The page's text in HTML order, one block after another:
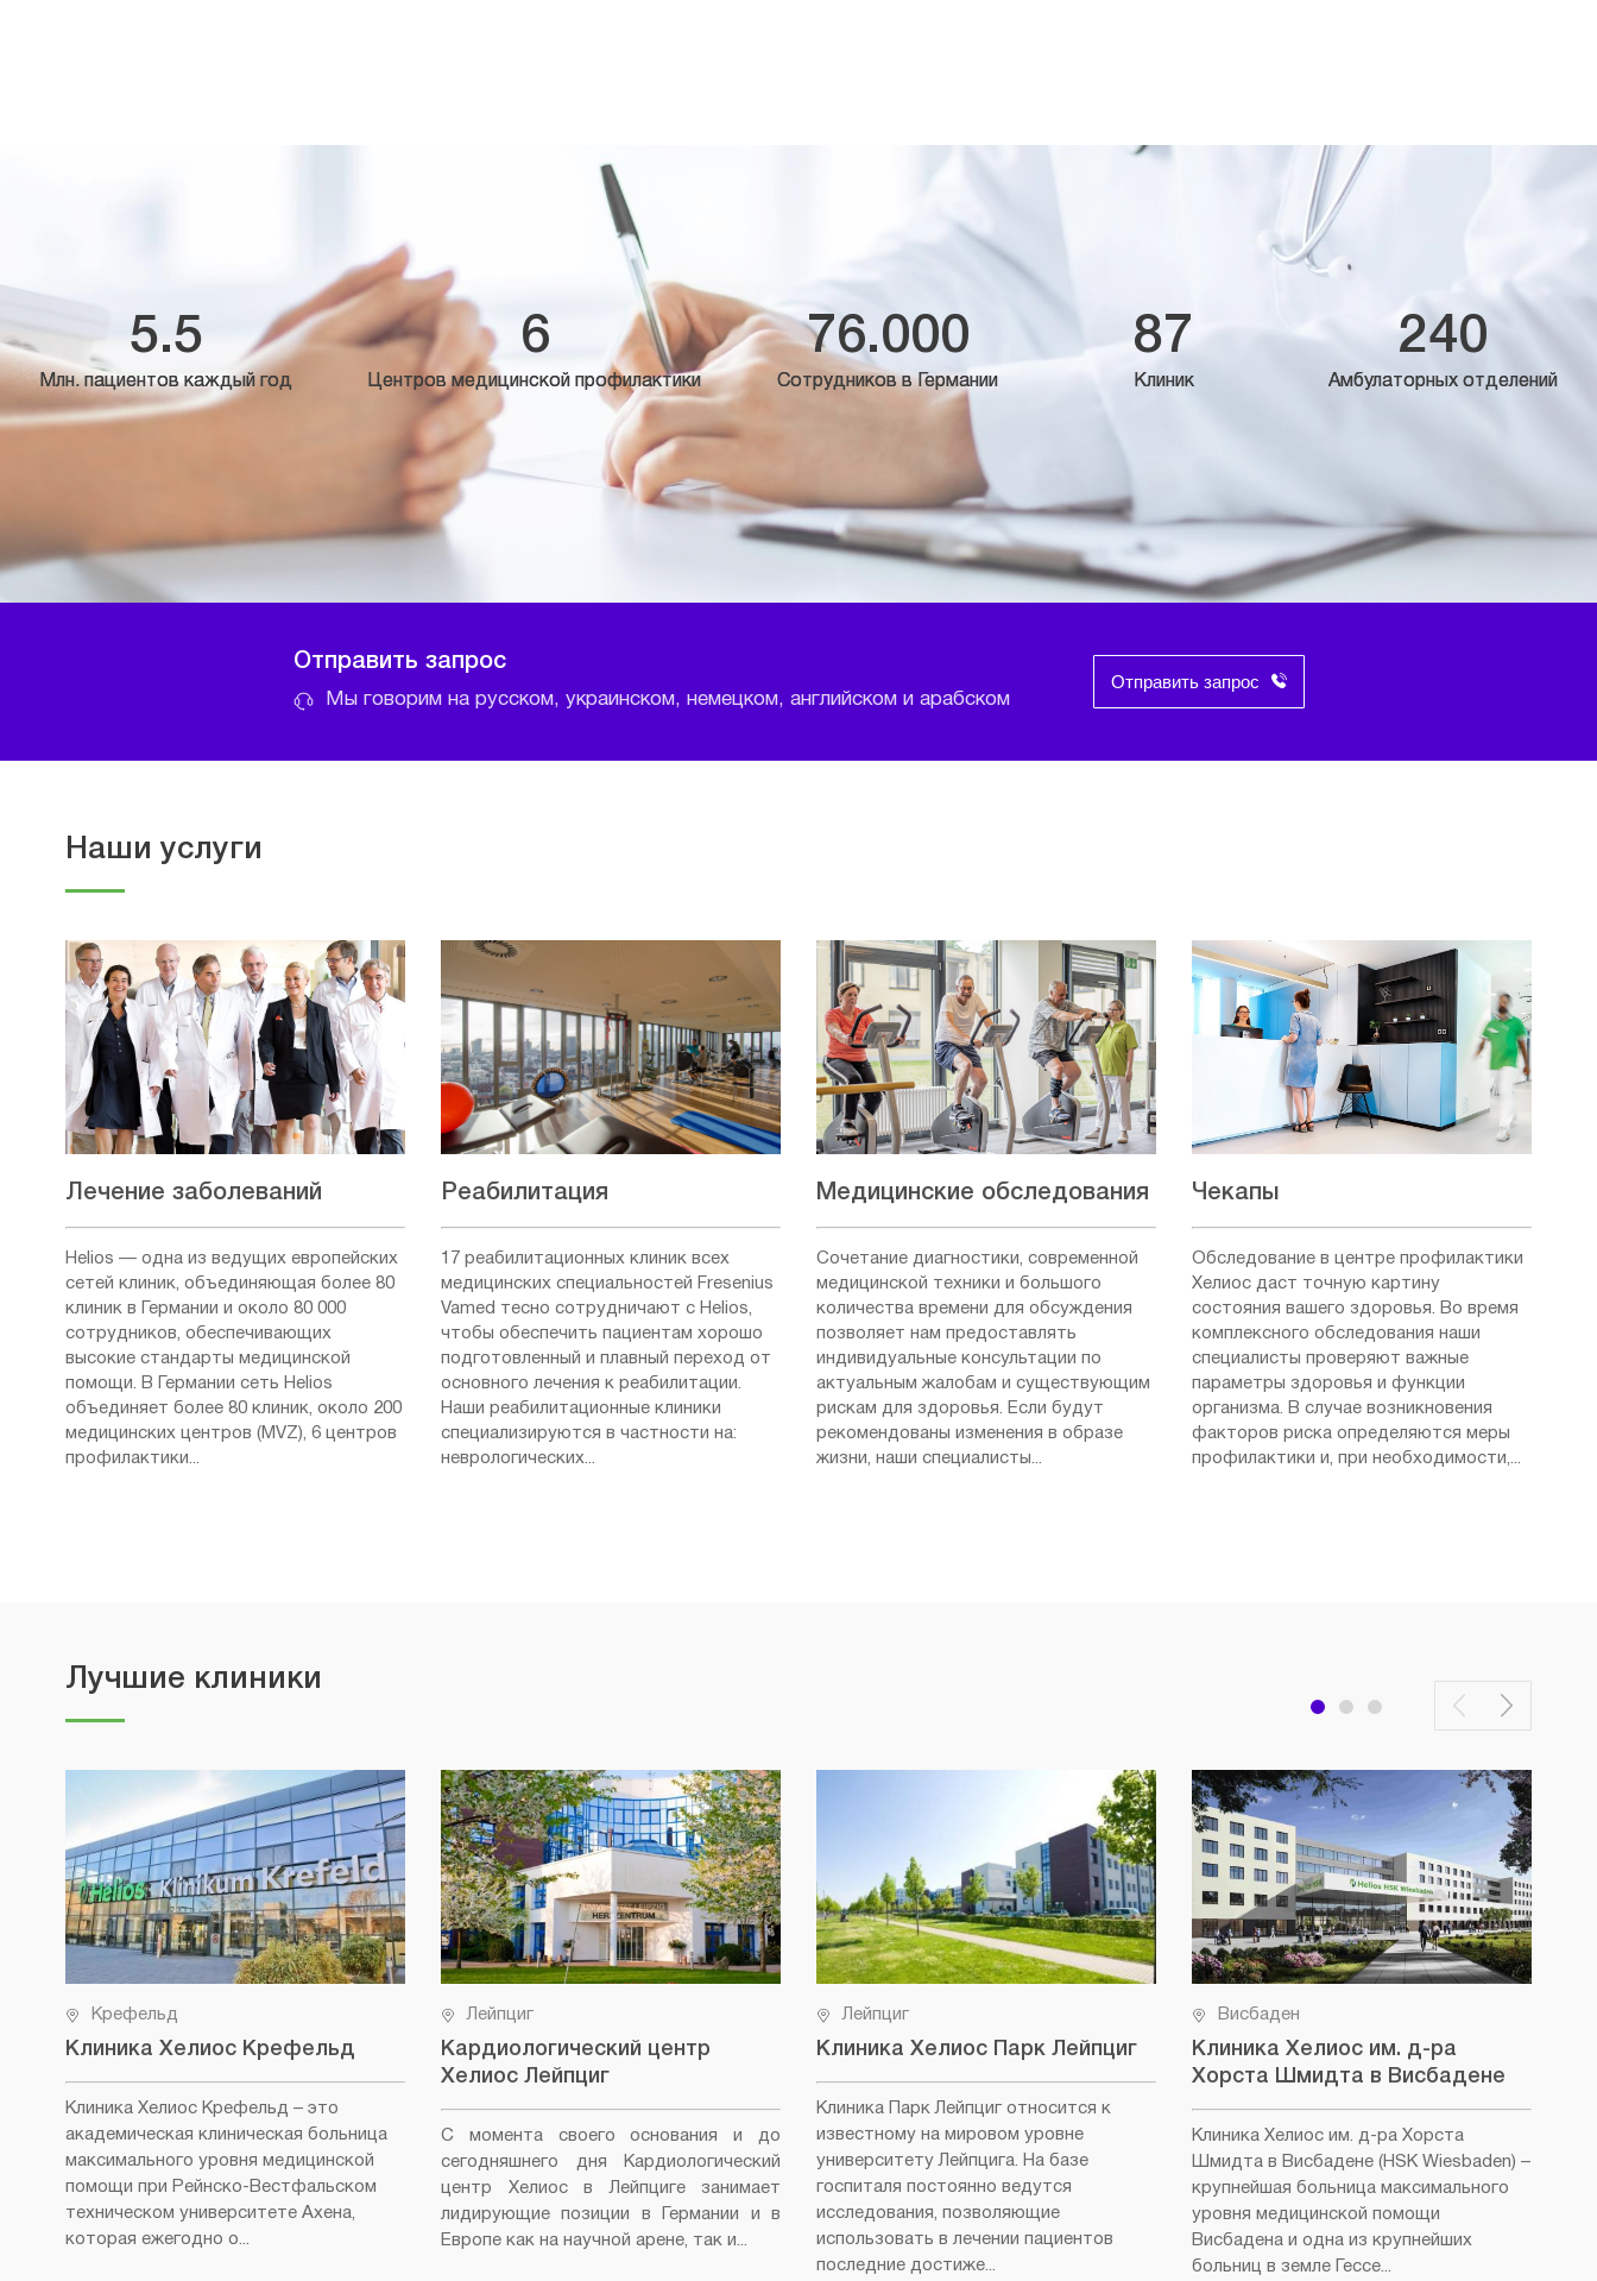
5.5
Млн. пациентов каждый год
6
Центров медицинской профилактики
76.000
Сотрудников в Германии
87
Клиник
240
Амбулаторных отделений
Отправить запрос
Мы говорим на русском, украинском, немецком, английском и арабском
Отправить запрос
Наши услуги
Лечение заболеваний
Helios — одна из ведущих европейских
сетей клиник, объединяющая более 80
клиник в Германии и около 80 000
сотрудников, обеспечивающих
высокие стандарты медицинской
помощи. В Германии сеть Helios
объединяет более 80 клиник, около 200
медицинских центров (MVZ), 6 центров
профилактики...
Реабилитация
17 реабилитационных клиник всех
медицинских специальностей Fresenius
Vamed тесно сотрудничают с Helios,
чтобы обеспечить пациентам хорошо
подготовленный и плавный переход от
основного лечения к реабилитации.
Наши реабилитационные клиники
специализируются в частности на:
неврологических...
Медицинские обследования
Сочетание диагностики, современной
медицинской техники и большого
количества времени для обсуждения
позволяет нам предоставлять
индивидуальные консультации по
актуальным жалобам и существующим
рискам для здоровья. Если будут
рекомендованы изменения в образе
жизни, наши специалисты...
Чекапы
Обследование в центре профилактики
Хелиос даст точную картину
состояния вашего здоровья. Во время
комплексного обследования наши
специалисты проверяют важные
параметры здоровья и функции
организма. В случае возникновения
факторов риска определяются меры
профилактики и, при необходимости,...
Лучшие клиники
Крефельд
Клиника Хелиос Крефельд
Клиника Хелиос Крефельд – это
академическая клиническая больница
максимального уровня медицинской
помощи при Рейнско-Вестфальском
техническом университете Ахена,
которая ежегодно о...
Лейпциг
Кардиологический центр
Хелиос Лейпциг
С момента своего основания и до
сегодняшнего дня Кардиологический
центр Хелиос в Лейпциге занимает
лидирующие позиции в Германии и в
Европе как на научной арене, так и...
Лейпциг
Клиника Хелиос Парк Лейпциг
Клиника Парк Лейпциг относится к
известному на мировом уровне
университету Лейпцига. На базе
госпиталя постоянно ведутся
исследования, позволяющие
использовать в лечении пациентов
последние достиже...
Висбаден
Клиника Хелиос им. д-ра
Хорста Шмидта в Висбадене
Клиника Хелиос им. д-ра Хорста
Шмидта в Висбадене (HSK Wiesbaden) –
крупнейшая больница максимального
уровня медицинской помощи
Висбадена и одна из крупнейших
больниц в земле Гессе...